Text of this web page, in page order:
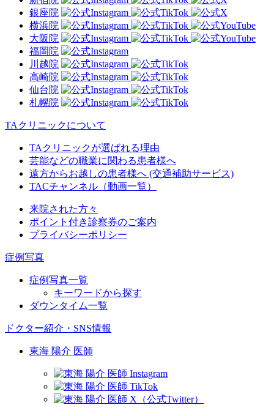
銀座院
横浜院
大阪院
福岡院
川越院
高崎院
仙台院
札幌院
TAクリニックについて
TAクリニックが選ばれる理由
芸能などの職業に関わる患者様へ
遠方からお越しの患者様へ (交通補助サービス)
TACチャンネル（動画一覧）
来院された方々
ポイント付き診察券のご案内
プライバシーポリシー
症例写真
症例写真一覧
キーワードから探す
ダウンタイム一覧
ドクター紹介・SNS情報
東海 陽介 医師